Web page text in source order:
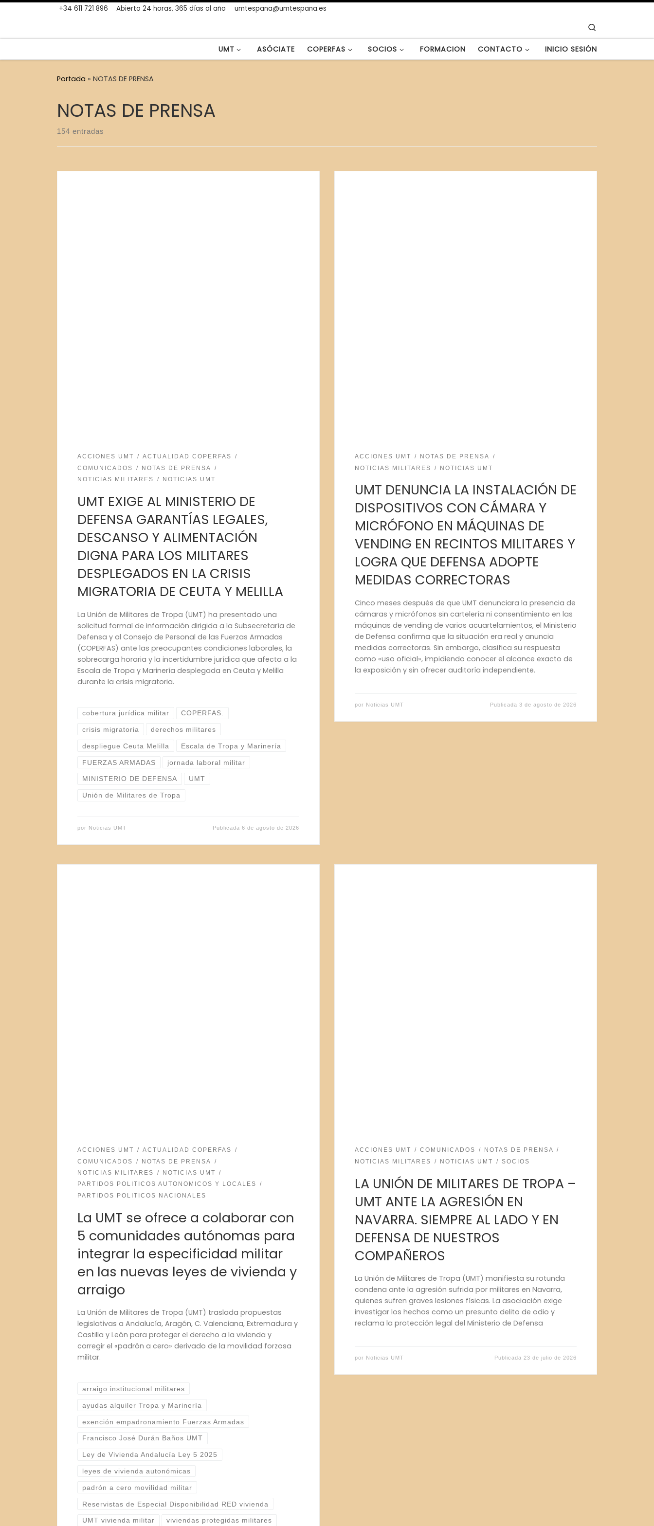
+34 611 721 896 Abierto 24 horas, 365 días al año umtespana@umtespana.es
UMT ASÓCIATE COPERFAS SOCIOS FORMACION CONTACTO INICIO SESIÓN
Portada » NOTAS DE PRENSA
NOTAS DE PRENSA
154 entradas
ACCIONES UMT
ACTUALIDAD COPERFAS
COMUNICADOS
NOTAS DE PRENSA
NOTICIAS MILITARES
NOTICIAS UMT
UMT EXIGE AL MINISTERIO DE
DEFENSA GARANTÍAS LEGALES,
DESCANSO Y ALIMENTACIÓN
DIGNA PARA LOS MILITARES
DESPLEGADOS EN LA CRISIS
MIGRATORIA DE CEUTA Y MELILLA
La Unión de Militares de Tropa (UMT) ha presentado una
solicitud formal de información dirigida a la Subsecretaría de
Defensa y al Consejo de Personal de las Fuerzas Armadas
(COPERFAS) ante las preocupantes condiciones laborales, la
sobrecarga horaria y la incertidumbre jurídica que afecta a la
Escala de Tropa y Marinería desplegada en Ceuta y Melilla
durante la crisis migratoria.
cobertura jurídica militar COPERFAS.
crisis migratoria derechos militares
despliegue Ceuta Melilla Escala de Tropa y Marinería
FUERZAS ARMADAS jornada laboral militar
MINISTERIO DE DEFENSA UMT
Unión de Militares de Tropa
por Noticias UMT Publicada 6 de agosto de 2026
ACCIONES UMT
NOTAS DE PRENSA
NOTICIAS MILITARES
NOTICIAS UMT
UMT DENUNCIA LA INSTALACIÓN DE
DISPOSITIVOS CON CÁMARA Y
MICRÓFONO EN MÁQUINAS DE
VENDING EN RECINTOS MILITARES Y
LOGRA QUE DEFENSA ADOPTE
MEDIDAS CORRECTORAS
Cinco meses después de que UMT denunciara la presencia de
cámaras y micrófonos sin cartelería ni consentimiento en las
máquinas de vending de varios acuartelamientos, el Ministerio
de Defensa confirma que la situación era real y anuncia
medidas correctoras. Sin embargo, clasifica su respuesta
como «uso oficial», impidiendo conocer el alcance exacto de
la exposición y sin ofrecer auditoría independiente.
por Noticias UMT Publicada 3 de agosto de 2026
ACCIONES UMT
ACTUALIDAD COPERFAS
COMUNICADOS
NOTAS DE PRENSA
NOTICIAS MILITARES
NOTICIAS UMT
PARTIDOS POLITICOS AUTONOMICOS Y LOCALES
PARTIDOS POLITICOS NACIONALES
La UMT se ofrece a colaborar con
5 comunidades autónomas para
integrar la especificidad militar
en las nuevas leyes de vivienda y
arraigo
La Unión de Militares de Tropa (UMT) traslada propuestas
legislativas a Andalucía, Aragón, C. Valenciana, Extremadura y
Castilla y León para proteger el derecho a la vivienda y
corregir el «padrón a cero» derivado de la movilidad forzosa
militar.
arraigo institucional militares
ayudas alquiler Tropa y Marinería
exención empadronamiento Fuerzas Armadas
Francisco José Durán Baños UMT
Ley de Vivienda Andalucía Ley 5 2025
leyes de vivienda autonómicas
padrón a cero movilidad militar
Reservistas de Especial Disponibilidad RED vivienda
UMT vivienda militar viviendas protegidas militares
ACCIONES UMT COMUNICADOS
NOTAS DE PRENSA
NOTICIAS MILITARES
NOTICIAS UMT SOCIOS
LA UNIÓN DE MILITARES DE TROPA –
UMT ANTE LA AGRESIÓN EN
NAVARRA. SIEMPRE AL LADO Y EN
DEFENSA DE NUESTROS
COMPAÑEROS
La Unión de Militares de Tropa (UMT) manifiesta su rotunda
condena ante la agresión sufrida por militares en Navarra,
quienes sufren graves lesiones físicas. La asociación exige
investigar los hechos como un presunto delito de odio y
reclama la protección legal del Ministerio de Defensa
por Noticias UMT Publicada 23 de julio de 2026